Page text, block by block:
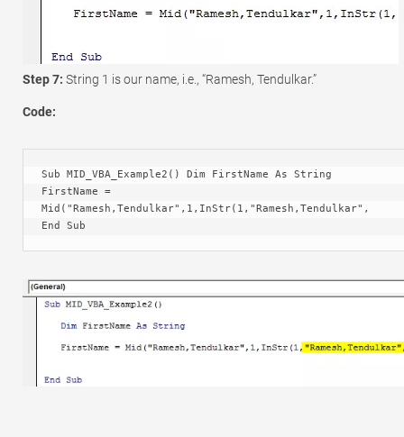
Step 7: String 1 is our name, i.e., “Ramesh, Tendulkar.”
Code:
Sub MID_VBA_Example2() Dim FirstName As String
FirstName =
Mid("Ramesh,Tendulkar",1,InStr(1,"Ramesh,Tendulkar",
End Sub